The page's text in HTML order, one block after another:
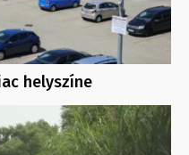
helyszíne